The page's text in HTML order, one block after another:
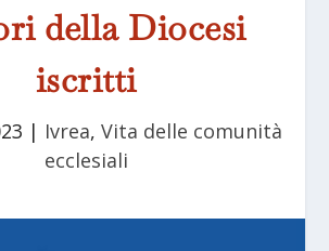
della Diocesi
iscritti
| Ivrea, Vita delle comunità
ecclesiali